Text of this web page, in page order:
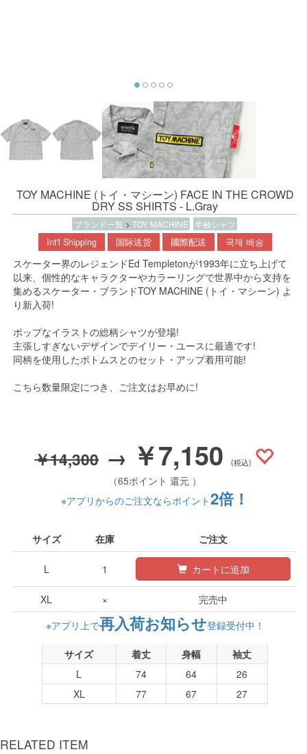
TOY MACHINE (トイ・マシーン) FACE IN THE CROWD
DRY SS SHIRTS - L.Gray
ブランド一覧 > TOY MACHINE 半袖シャツ
Int'l Shipping 国际送货 國際配送 국제 배송
スケーター界のレジェンドEd Templetonが1993年に立ち上げて
以来、個性的なキャラクターやカラーリングで世界中から支持を
集めるスケーター・ブランドTOY MACHINE (トイ・マシーン) よ
り新入荷!
ポップなイラストの総柄シャツが登場!
主張しすぎないデザインでデイリー・ユースに最適です!
同柄を使用したボトムスとのセット・アップ着用可能!
こちら数量限定につき、ご注文はお早めに!
￥14,300 → ￥7,150(税込)
（65ポイント 還元 ）
※アプリからのご注文ならポイント2倍！
サイズ 在庫 ご注文
L 1 カートに追加
XL ×
完売中
※アプリ上で再入荷お知らせ登録受付中！
サイズ 着丈 身幅
袖丈
L
74 64
26
XL
77 67 27
RELATED ITEM